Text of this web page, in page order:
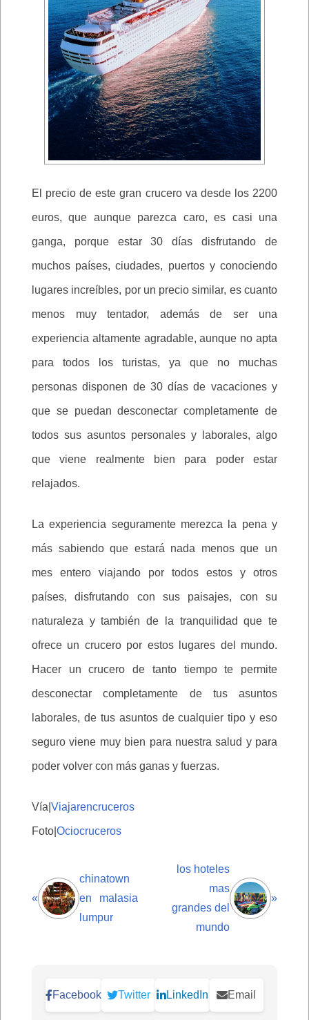
El precio de este gran crucero va desde los 2200
euros, que aunque parezca caro, es casi una
ganga, porque estar 30 días disfrutando de
muchos países, ciudades, puertos y conociendo
lugares increíbles, por un precio similar, es cuanto
menos muy tentador, además de ser una
experiencia altamente agradable, aunque no apta
para todos los turistas, ya que no muchas
personas disponen de 30 días de vacaciones y
que se puedan desconectar completamente de
todos sus asuntos personales y laborales, algo
que viene realmente bien para poder estar
relajados.
La experiencia seguramente merezca la pena y
más sabiendo que estará nada menos que un
mes entero viajando por todos estos y otros
países, disfrutando con sus paisajes, con su
naturaleza y también de la tranquilidad que te
ofrece un crucero por estos lugares del mundo.
Hacer un crucero de tanto tiempo te permite
desconectar completamente de tus asuntos
laborales, de tus asuntos de cualquier tipo y eso
seguro viene muy bien para nuestra salud y para
poder volver con más ganas y fuerzas.
Vía| Viajarencruceros
Foto| Ociocruceros
«
chinatown
en malasia
lumpur
los hoteles
mas
grandes del
mundo
»
Facebook Twitter LinkedIn Email